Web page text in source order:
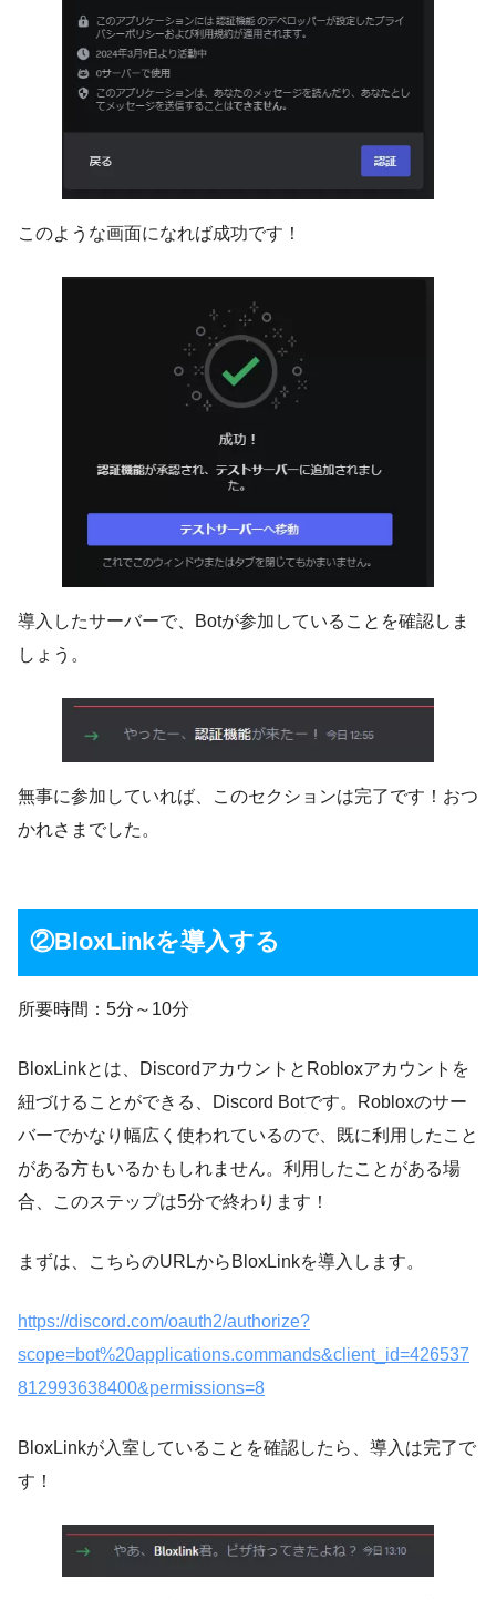
このような画面になれば成功です！
導入したサーバーで、Botが参加していることを確認しま
しょう。
無事に参加していれば、このセクションは完了です！おつ
かれさまでした。
②BloxLinkを導入する
所要時間：5分～10分
BloxLinkとは、DiscordアカウントとRobloxアカウントを
紐づけることができる、Discord Botです。Robloxのサー
バーでかなり幅広く使われているので、既に利用したこと
がある方もいるかもしれません。利用したことがある場
合、このステップは5分で終わります！
まずは、こちらのURLからBloxLinkを導入します。
https://discord.com/oauth2/authorize?
scope=bot%20applications.commands&client_id=426537
812993638400&permissions=8
BloxLinkが入室していることを確認したら、導入は完了で
す！